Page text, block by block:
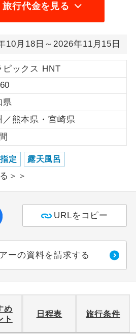
行代金を見る
10月18日～2026年11月15日
ピックス HNT
県
／熊本県・宮崎県
定 露天風呂
＞＞
URLをコピー
ーの資料を請求する
め
ト
日程表 旅行条件
ースです。
婦限定でご参加いただけるコースで
限定でご参加いただけるコースで
加にあたり年齢に制限があるコース
。
介するホテルを指定したコースで
ひとり様でバス席を2席利⽤できま